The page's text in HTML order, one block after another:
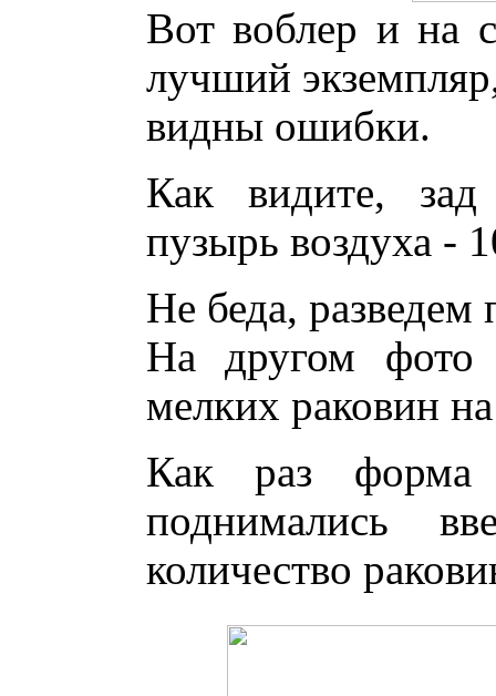
Вот воблер и на
лучший
видны ошибки.
Как видите, зад
пузырь воздуха -
Не беда,
На другом фото
мелких раковин
Как раз форма
поднимались
количество